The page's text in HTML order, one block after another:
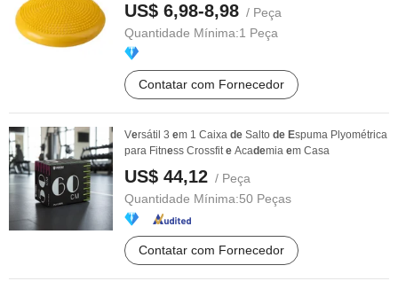
US$ 6,98-8,98 / Peça
Quantidade Mínima:1 Peça
Contatar com Fornecedor
Versátil 3 em 1 Caixa de Salto de Espuma Plyométrica
para Fitness Crossfite Academia em Casa
US$ 44,12 / Peça
Quantidade Mínima:50 Peças
Contatar com Fornecedor